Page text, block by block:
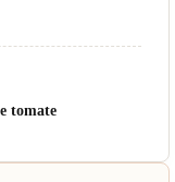
tomate